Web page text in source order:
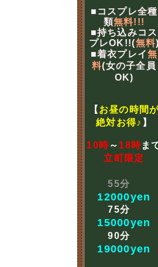
■コスプレ全種
類無料!!!
■持ち込みコス
プレOK!!(無料
■着衣プレイ無
料(女の子全員
OK)
【 お昼の時間
絶対お得♪ 】
10時～ 18時ま
立町限定
55分
12000yen
75分
15000yen
90分
19000yen